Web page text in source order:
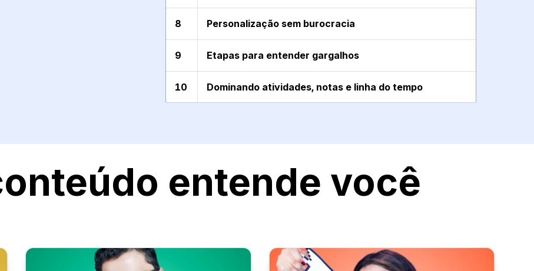
8 Personalização sem burocracia
9 Etapas para entender gargalhos
10 Dominando atividades, notas e linha do tempo
entende você